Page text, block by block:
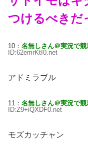
つけるべきだ
10： 名無しさん＠実況で競
ID:62emrKtI0.net
アドミラブル
11： 名無しさん＠実況で競
ID:Z9+iQXDF0.net
モズカッチャン